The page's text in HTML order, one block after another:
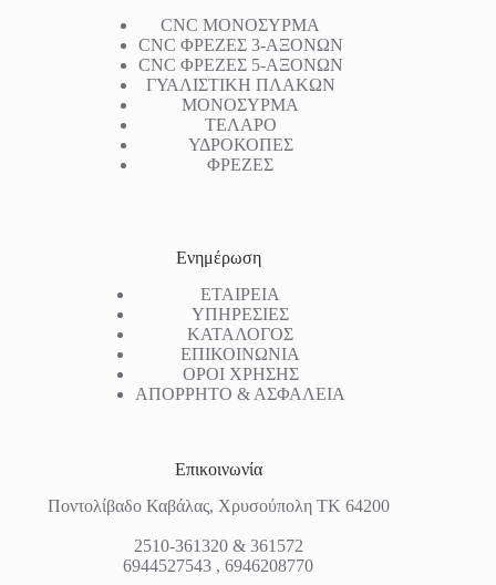
CNC ΜΟΝΟΣΥΡΜΑ
CNC ΦΡΕΖΕΣ 3-ΑΞΟΝΩΝ
CNC ΦΡΕΖΕΣ 5-ΑΞΟΝΩΝ
ΓΥΑΛΙΣΤΙΚΗ ΠΛΑΚΩΝ
ΜΟΝΟΣΥΡΜΑ
ΤΕΛΑΡΟ
ΥΔΡΟΚΟΠΕΣ
ΦΡΕΖΕΣ
Ενημέρωση
ΕΤΑΙΡΕΙΑ
ΥΠΗΡΕΣΙΕΣ
ΚΑΤΑΛΟΓΟΣ
ΕΠΙΚΟΙΝΩΝΙΑ
ΟΡΟΙ ΧΡΗΣΗΣ
ΑΠΟΡΡΗΤΟ & ΑΣΦΑΛΕΙΑ
Επικοινωνία
Ποντολίβαδο Καβάλας, Χρυσούπολη ΤΚ 64200
2510-361320 & 361572
6944527543 , 6946208770